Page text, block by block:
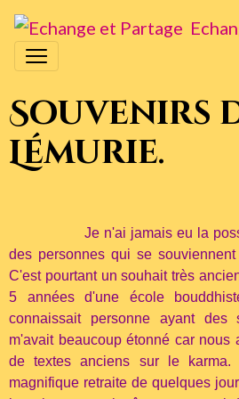
Souvenirs
Lémurie.
Je n'ai jamais eu la
des personnes qui se
C'est pourtant un souhait très
5 années d'une école
connaissait personne ayant des
m'avait beaucoup étonné car nous
de textes anciens sur le
magnifique retraite de quelques